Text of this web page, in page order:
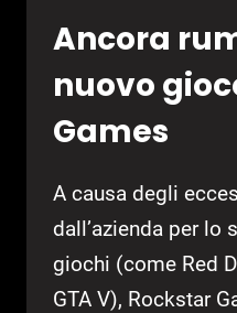
Ancora
nuovo
Games
A causa degli
dall’azienda per lo
giochi (come Red
GTA V), Rockstar